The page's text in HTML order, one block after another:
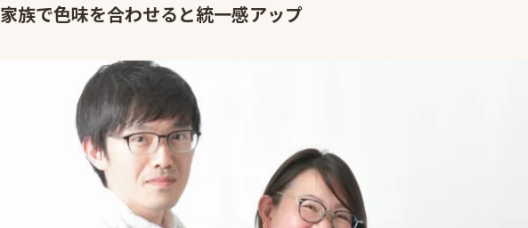
家族で色味を合わせると統一感アップ